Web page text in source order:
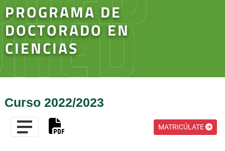
PROGRAMA DE
DOCTORADO EN
CIENCIAS
Curso 2022/2023
MATRICÚLATE